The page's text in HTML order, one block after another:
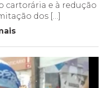
cartorária e à redução
dos […]